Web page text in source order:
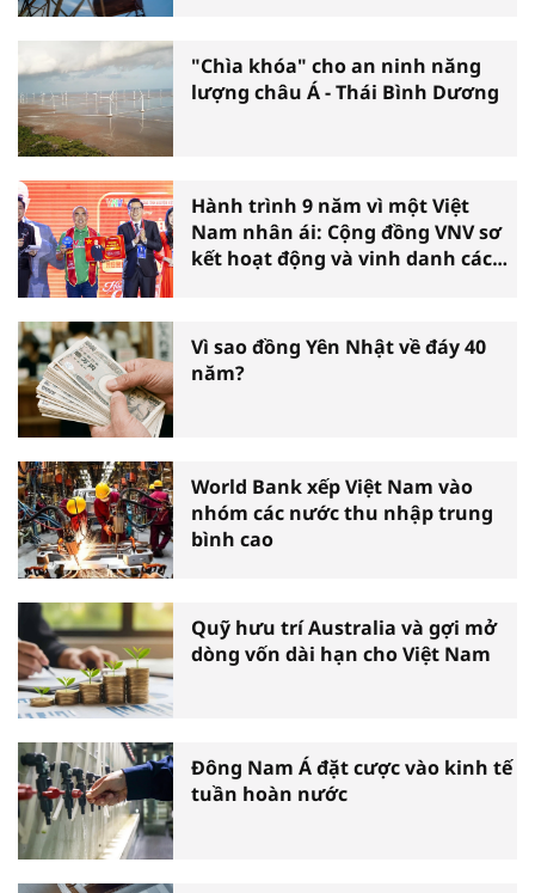
"Chìa khóa" cho an ninh năng
lượng châu Á - Thái Bình Dương
Hành trình 9 năm vì một Việt
Nam nhân ái: Cộng đồng VNV sơ
kết hoạt động và vinh danh các
Vì sao đồng Yên Nhật về đáy 40
năm?
World Bank xếp Việt Nam vào
nhóm các nước thu nhập trung
bình cao
Quỹ hưu trí Australia và gợi mở
dòng vốn dài hạn cho Việt Nam
Đông Nam Á đặt cược vào kinh tế
tuần hoàn nước